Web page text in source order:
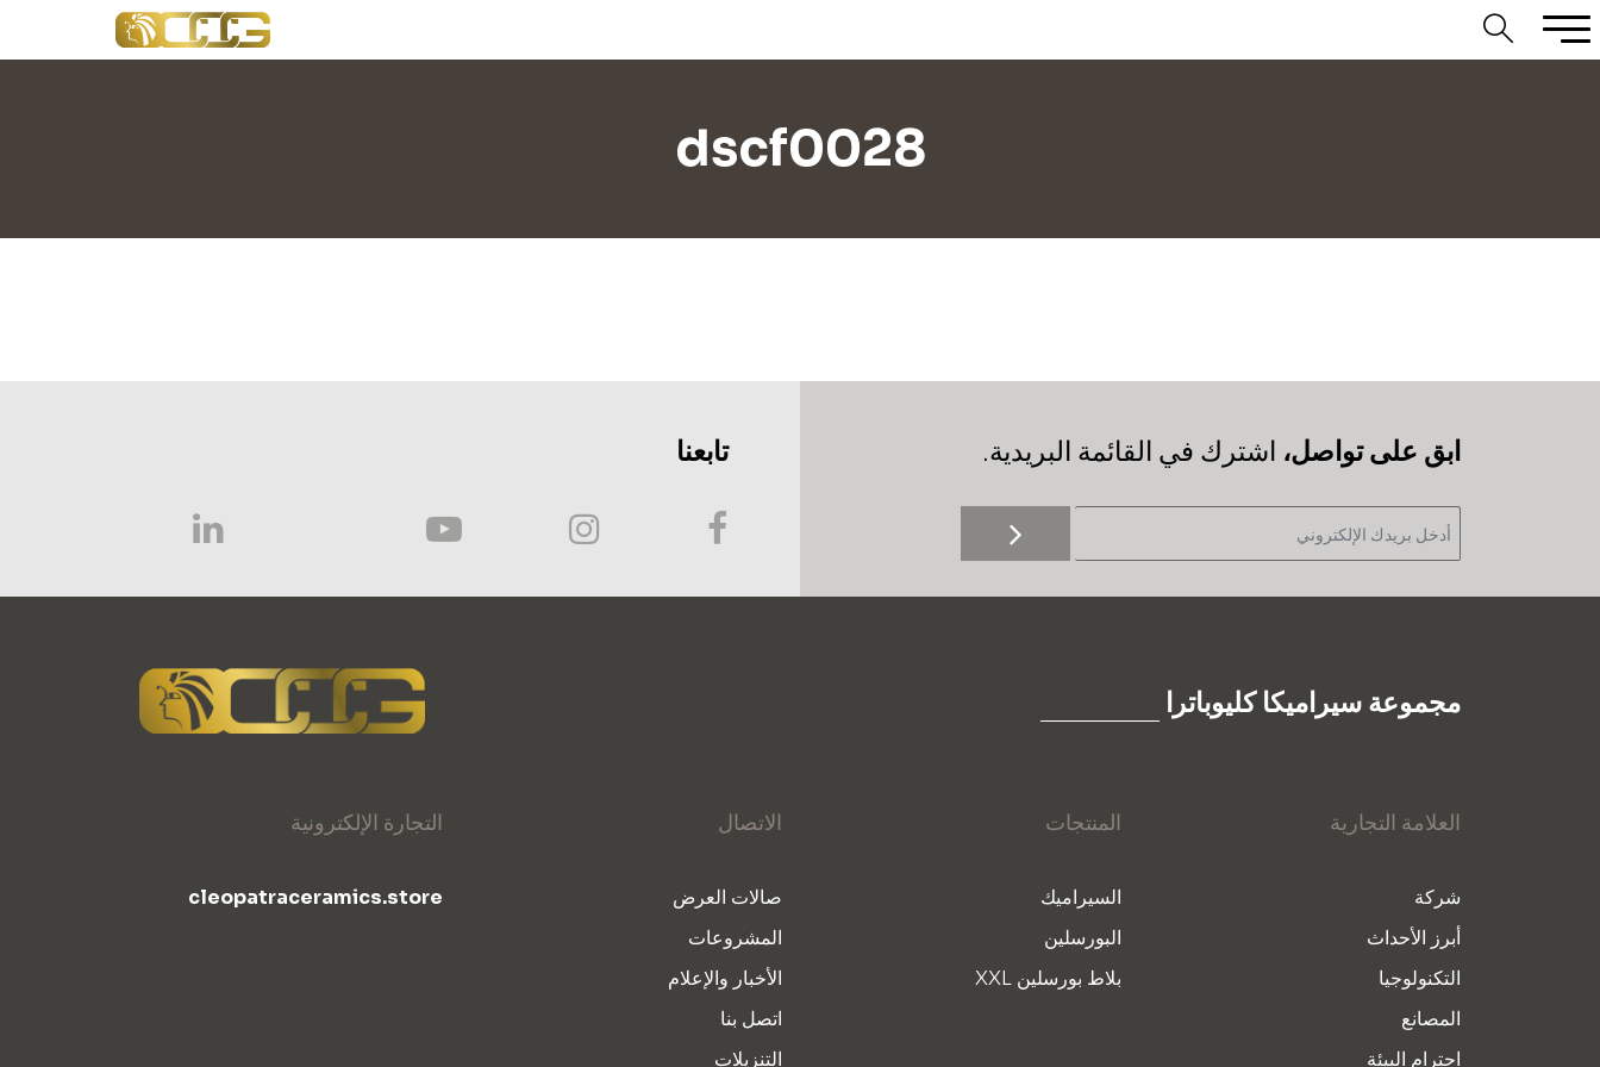
dscf0028
‫ابق على تواصل، اشترك في القائمة البريدية. تابعنا
مجموعة سيراميكا كليوباترا
العلامة التجارية
شركة
أبرز الأحداث
التكنولوجيا
المصانع
احترام البيئة
المنتجات
السيراميك
البورسلين
بلاط بورسلين XXL
الاتصال
صالات العرض
المشروعات
الأخبار والإعلام
اتصل بنا
التنزيلات
التجارة الإلكترونية
cleopatraceramics.store